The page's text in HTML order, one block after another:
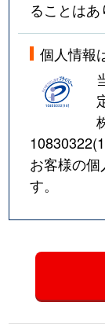
ることはあ
個人情報
お客様の
す。